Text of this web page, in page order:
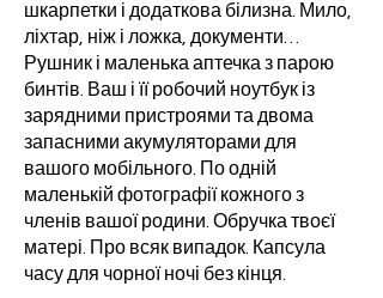
шкарпетки і додаткова білизна. Мило,
ліхтар, ніж і ложка, документи…
Рушник і маленька аптечка з парою
бинтів. Ваш і її робочий ноутбук із
зарядними пристроями та двома
запасними акумуляторами для
вашого мобільного. По одній
маленькій фотографії кожного з
членів вашої родини. Обручка твоєї
матері. Про всяк випадок. Капсула
часу для чорної ночі без кінця.